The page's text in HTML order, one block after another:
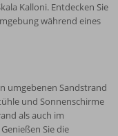
Kalloni. Entdecken Sie
während eines
umgebenen Sandstrand
und Sonnenschirme
als auch im
Sie die